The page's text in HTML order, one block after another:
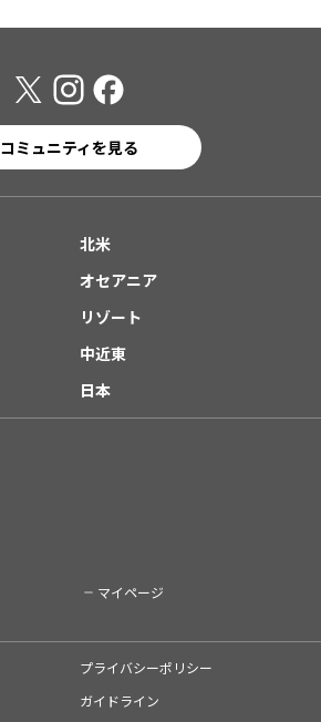
コミュニティを見る
北米
オセアニア
リゾート
中近東
日本
マイページ
プライバシーポリシー
ガイドライン